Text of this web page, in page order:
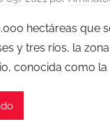
hectáreas que
y tres ríos, la
conocida como la